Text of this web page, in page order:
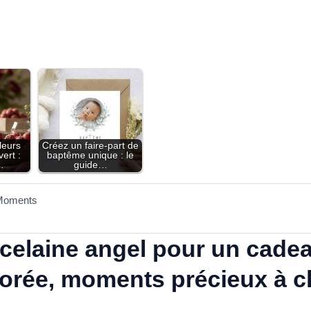
:
Créez un faire-part de
baptême unique : le
guide…
angel pour un
moments précieux à